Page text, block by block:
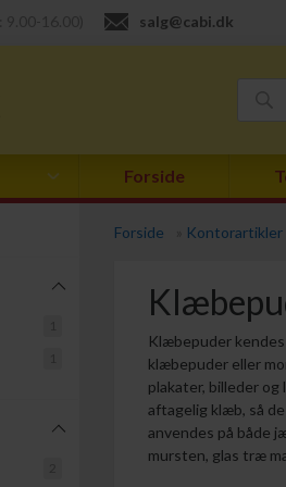
salg@cabi.dk
Forside
Forside Kontorartikler
Klæbepuder
klæbepuder eller
plakater, billeder
aftagelig klæb, så
anvendes på både
mursten, glas træ